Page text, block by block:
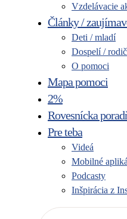
Vzdelávacie
Články /
Deti / mladí
Dospelí /
O pomoci
Mapa pomoci
2%
Rovesnícka
Pre teba
Videá
Mobilné
Podcasty
Inšpirácia z